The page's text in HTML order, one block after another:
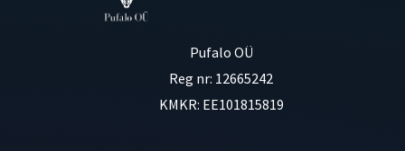
Pufalo OÜ
Reg nr: 12665242
KMKR: EE101815819